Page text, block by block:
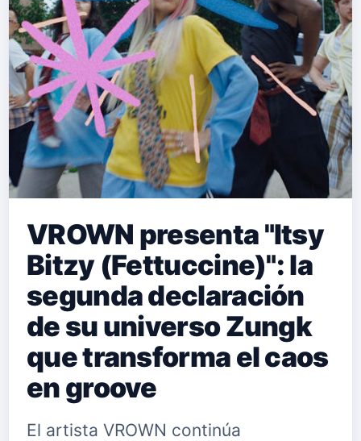
VROWN presenta "Itsy
Bitzy (Fettuccine)": la
segunda declaración
de su universo Zungk
que transforma el caos
en groove
El artista VROWN continúa